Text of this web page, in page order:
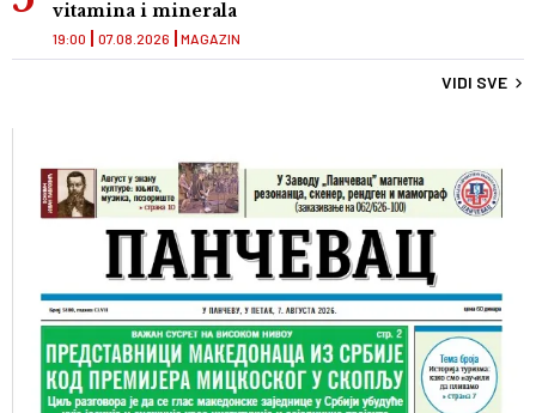
vitamina i minerala
MAGAZIN
19:00 07.08.2026
VIDI SVE